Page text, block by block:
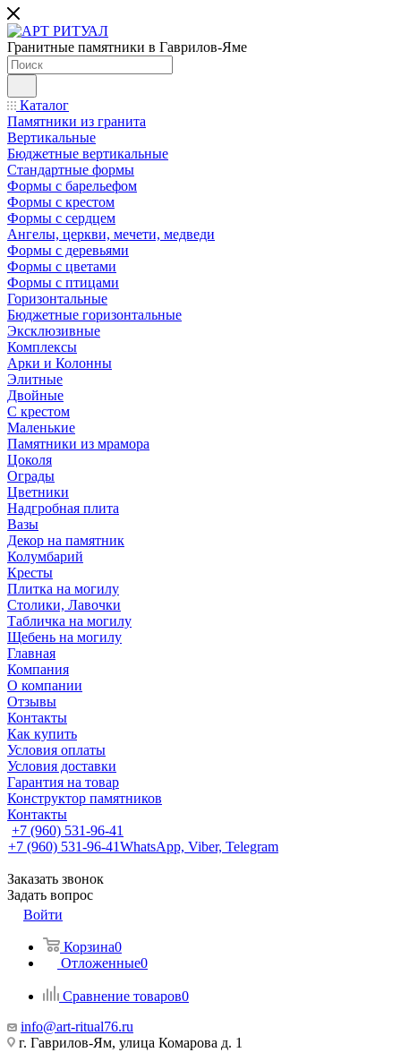
Гранитные памятники в Гаврилов-Яме
Каталог
Памятники из гранита
Вертикальные
Бюджетные вертикальные
Стандартные формы
Формы с барельефом
Формы с крестом
Формы с сердцем
Ангелы, церкви, мечети, медведи
Формы с деревьями
Формы с цветами
Формы с птицами
Горизонтальные
Бюджетные горизонтальные
Эксклюзивные
Комплексы
Арки и Колонны
Элитные
Двойные
С крестом
Маленькие
Памятники из мрамора
Цоколя
Ограды
Цветники
Надгробная плита
Вазы
Декор на памятник
Колумбарий
Кресты
Плитка на могилу
Столики, Лавочки
Табличка на могилу
Щебень на могилу
Главная
Компания
О компании
Отзывы
Контакты
Как купить
Условия оплаты
Условия доставки
Гарантия на товар
Конструктор памятников
Контакты
+7 (960) 531-96-41
+7 (960) 531-96-41WhatsApp, Viber, Telegram
Заказать звонок
Задать вопрос
Войти
Корзина0
Отложенные0
Сравнение товаров0
info@art-ritual76.ru
г. Гаврилов-Ям, улица Комарова д. 1